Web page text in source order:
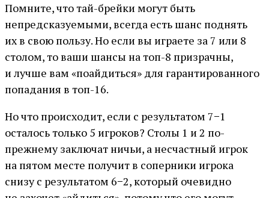
Помните, что тай-брейки могут быть
непредсказуемыми, всегда есть шанс поднять
их в свою пользу. Но если вы играете за 7 или 8
столом, то ваши шансы на топ-8 призрачны,
и лучше вам «поайдиться» для гарантированного
попадания в топ-16.
Но что происходит, если с результатом 7−1
осталось только 5 игроков? Столы 1 и 2 по-
прежнему заключат ничьи, а несчастный игрок
на пятом месте получит в соперники игрока
снизу с результатом 6−2, который очевидно